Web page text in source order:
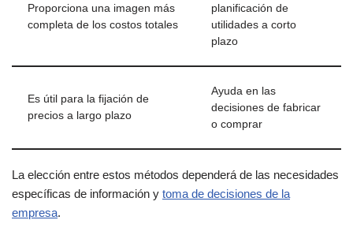
Proporciona una imagen más
completa de los costos totales
planificación de
utilidades a corto
plazo
Es útil para la fijación de
precios a largo plazo
Ayuda en las
decisiones de fabricar
o comprar
La elección entre estos métodos dependerá de las necesidades
específicas de información y toma de decisiones de la
empresa.